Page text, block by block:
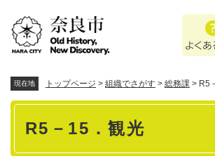
あ
問
現在地 トップページ > 組織でさがす > 総務課 > R5
本
R5－15．観光